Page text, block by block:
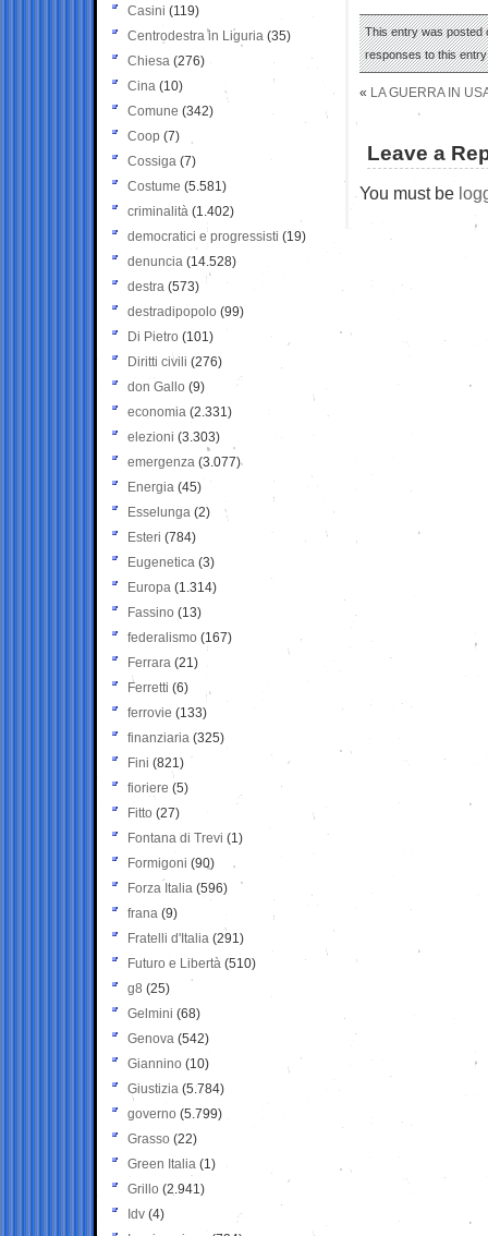
This entry was posted
responses to this
« LA GUERRA IN
Leave a
You must be
Casini (119)
Centrodestra in Liguria (35)
Chiesa (276)
Cina (10)
Comune (342)
Coop (7)
Cossiga (7)
Costume (5.581)
criminalità (1.402)
democratici e progressisti (19)
denuncia (14.528)
destra (573)
destradipopolo (99)
Di Pietro (101)
Diritti civili (276)
don Gallo (9)
economia (2.331)
elezioni (3.303)
emergenza (3.077)
Energia (45)
Esselunga (2)
Esteri (784)
Eugenetica (3)
Europa (1.314)
Fassino (13)
federalismo (167)
Ferrara (21)
Ferretti (6)
ferrovie (133)
finanziaria (325)
Fini (821)
fioriere (5)
Fitto (27)
Fontana di Trevi (1)
Formigoni (90)
Forza Italia (596)
frana (9)
Fratelli d'Italia (291)
Futuro e Libertà (510)
g8 (25)
Gelmini (68)
Genova (542)
Giannino (10)
Giustizia (5.784)
governo (5.799)
Grasso (22)
Green Italia (1)
Grillo (2.941)
Idv (4)